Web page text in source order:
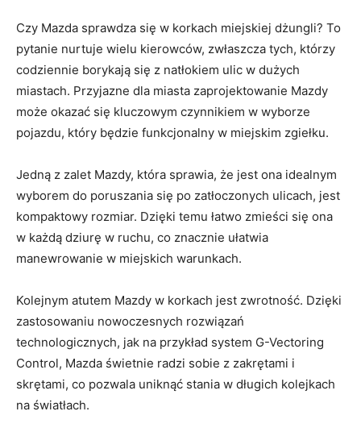
Czy Mazda sprawdza‍ się⁤ w korkach miejskiej dżungli? To
⁤pytanie nurtuje ⁣wielu kierowców, zwłaszcza tych, którzy
codziennie borykają się z natłokiem ulic w⁢ dużych⁣
miastach. ‍Przyjazne dla miasta zaprojektowanie​ Mazdy
może ⁢okazać się kluczowym czynnikiem w⁣ wyborze
pojazdu,⁣ który będzie funkcjonalny⁢ w miejskim zgiełku.
Jedną z‍ zalet‌ Mazdy,⁤ która ‌sprawia, że jest ona idealnym
wyborem ‍do poruszania się ⁢po⁣ zatłoczonych ulicach, jest
kompaktowy rozmiar. Dzięki temu ‍łatwo zmieści się ‍ona
w każdą ‍dziurę ‍w ruchu, co znacznie⁣ ułatwia
manewrowanie w⁣ miejskich warunkach.
Kolejnym ‍atutem Mazdy w‍ korkach jest zwrotność. Dzięki
⁤zastosowaniu nowoczesnych rozwiązań
technologicznych, jak na przykład system G-Vectoring
Control, Mazda świetnie radzi sobie z zakrętami‍ i
skrętami,​ co pozwala uniknąć‌ stania w długich ‍kolejkach
na⁣ światłach.